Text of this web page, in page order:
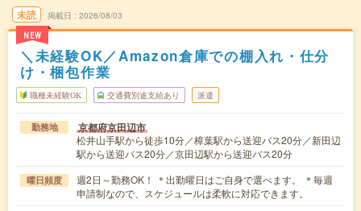
未読
NEW
掲載日 2026/08/03
＼未経験OK／Amazon倉庫での棚入れ・仕分
け・梱包作業
職種未経験OK 交通費別途支給あり 派遣
勤務地 京都府京田辺市
松井山手駅から徒歩10分／樟葉駅から送迎バス20分／新田辺
駅から送迎バス20分／京田辺駅から送迎バス20分
曜日頻度
週2日～勤務OK！ ＊出勤曜日はご自身で選べます。 ＊毎週
申請制なので、スケジュールは柔軟に対応できます。